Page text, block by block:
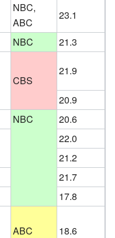
NBC,
ABC
23.1
NBC
21.3
CBS
21.9
20.9
NBC
20.6
22.0
21.2
21.7
17.8
ABC 18.6